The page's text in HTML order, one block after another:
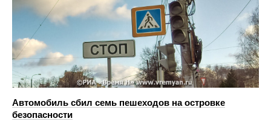
Автомобиль сбил семь пешеходов на островке
безопасности